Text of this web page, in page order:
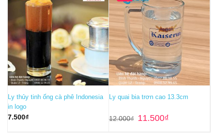
Ly thủy tinh ống cà phê Indonesia
in logo
7.500₫
Ly quai bia trơn cao 13.3cm
12.000₫ Giá
gốc
11.500₫